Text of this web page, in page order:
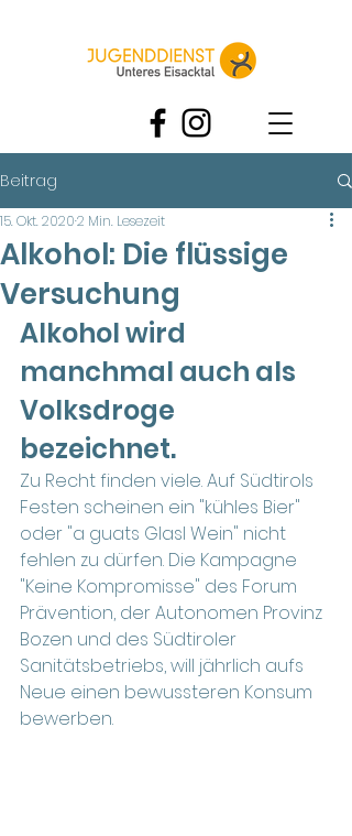
Beitrag
Alkohol: Die flüssige
Versuchung
15. Okt. 20202 Min. Lesezeit
Alkohol wird
manchmal auch als
Volksdroge
bezeichnet.
Zu Recht finden viele. Auf Südtirols
Festen scheinen ein "kühles Bier"
oder "a guats Glasl Wein" nicht
fehlen zu dürfen. Die Kampagne
"Keine Kompromisse" des Forum
Prävention, der Autonomen Provinz
Bozen und des Südtiroler
Sanitätsbetriebs, will jährlich aufs
Neue einen bewussteren Konsum
bewerben.